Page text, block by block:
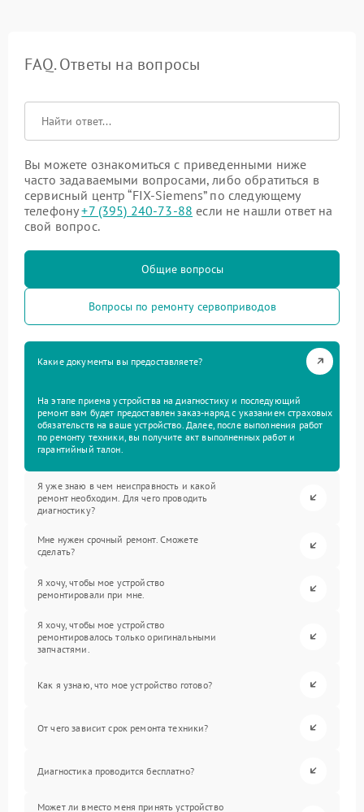
FAQ. Ответы на вопросы
Вы можете ознакомиться с приведенными ниже
часто задаваемыми вопросами, либо обратиться в
сервисный центр “FIX-Siemens” по следующему
телефону+7 (395) 240-73-88 если не нашли ответ на
свой вопрос.
Общие вопросы
Вопросы по ремонту сервоприводов
Какие документы вы предоставляете?
На этапе приема устройства на диагностику и последующий
ремонт вам будет предоставлен заказ-наряд с указанием страховых
обязательств на ваше устройство. Далее, после выполнения работ
по ремонту техники, вы получите акт выполненных работ и
гарантийный талон.
Я уже знаю в чем неисправность и какой
ремонт необходим. Для чего проводить
диагностику?
Мне нужен срочный ремонт. Сможете
сделать?
Я хочу, чтобы мое устройство
ремонтировали при мне.
Я хочу, чтобы мое устройство
ремонтировалось только оригинальными
запчастями.
Как я узнаю, что мое устройство готово?
От чего зависит срок ремонта техники?
Диагностика проводится бесплатно?
Может ли вместо меня принять устройство